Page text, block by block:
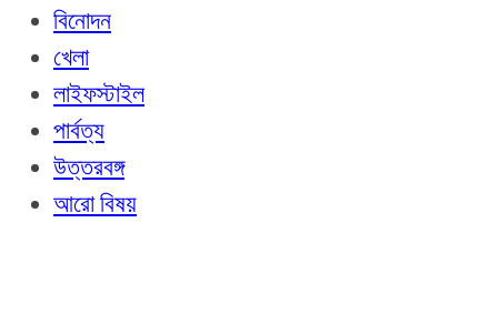
বিনোদন
খেলা
লাইফস্টাইল
পার্বত্য
উত্তরবঙ্গ
আরো বিষয়